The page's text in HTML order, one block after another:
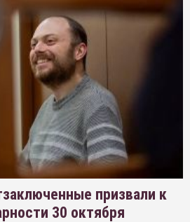
призвали к
30 октября